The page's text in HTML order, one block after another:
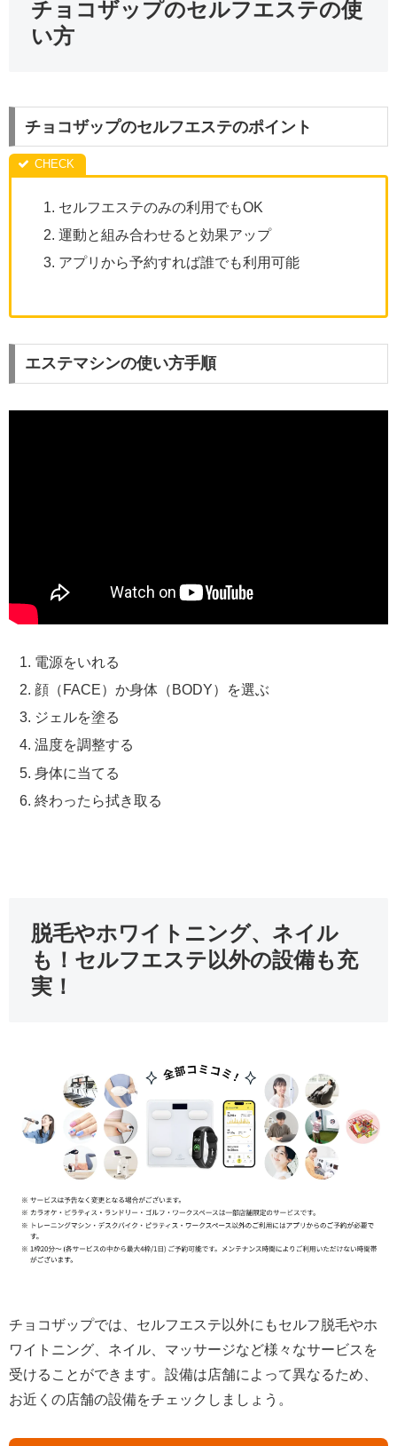
チョコザップのセルフエステの使
い方
チョコザップのセルフエステのポイント
セルフエステのみの利用でもOK
運動と組み合わせると効果アップ
アプリから予約すれば誰でも利用可能
エステマシンの使い方手順
電源をいれる
顔（FACE）か身体（BODY）を選ぶ
ジェルを塗る
温度を調整する
身体に当てる
終わったら拭き取る
脱毛やホワイトニング、ネイル
も！セルフエステ以外の設備も充
実！
チョコザップでは、セルフエステ以外にもセルフ脱毛やホ
ワイトニング、ネイル、マッサージなど様々なサービスを
受けることができます。設備は店舗によって異なるため、
お近くの店舗の設備をチェックしましょう。